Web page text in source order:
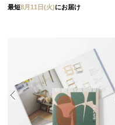
最短8月11日(火)にお届け